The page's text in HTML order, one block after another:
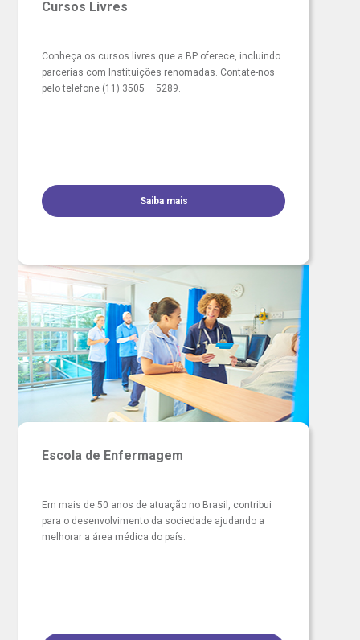
Cursos Livres
Conheça os cursos livres que a BP oferece, incluindo
parcerias com Instituições renomadas. Contate-nos
pelo telefone (11) 3505 – 5289.
Saiba mais
Escola de Enfermagem
Em mais de 50 anos de atuação no Brasil, contribui
para o desenvolvimento da sociedade ajudando a
melhorar a área médica do país.